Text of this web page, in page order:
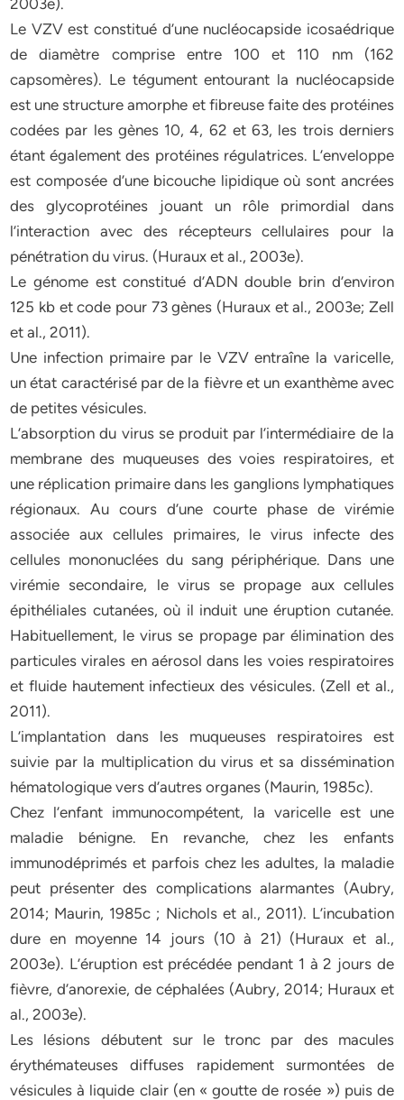
2003e).
Le VZV est constitué d’une nucléocapside icosaédrique
de diamètre comprise entre 100 et 110 nm (162
capsomères). Le tégument entourant la nucléocapside
est une structure amorphe et fibreuse faite des protéines
codées par les gènes 10, 4, 62 et 63, les trois derniers
étant également des protéines régulatrices. L’enveloppe
est composée d’une bicouche lipidique où sont ancrées
des glycoprotéines jouant un rôle primordial dans
l’interaction avec des récepteurs cellulaires pour la
pénétration du virus. (Huraux et al., 2003e).
Le génome est constitué d’ADN double brin d’environ
125 kb et code pour 73 gènes (Huraux et al., 2003e; Zell
et al., 2011).
Une infection primaire par le VZV entraîne la varicelle,
un état caractérisé par de la fièvre et un exanthème avec
de petites vésicules.
L’absorption du virus se produit par l’intermédiaire de la
membrane des muqueuses des voies respiratoires, et
une réplication primaire dans les ganglions lymphatiques
régionaux. Au cours d’une courte phase de virémie
associée aux cellules primaires, le virus infecte des
cellules mononuclées du sang périphérique. Dans une
virémie secondaire, le virus se propage aux cellules
épithéliales cutanées, où il induit une éruption cutanée.
Habituellement, le virus se propage par élimination des
particules virales en aérosol dans les voies respiratoires
et fluide hautement infectieux des vésicules. (Zell et al.,
2011).
L’implantation dans les muqueuses respiratoires est
suivie par la multiplication du virus et sa dissémination
hématologique vers d’autres organes (Maurin, 1985c).
Chez l’enfant immunocompétent, la varicelle est une
maladie bénigne. En revanche, chez les enfants
immunodéprimés et parfois chez les adultes, la maladie
peut présenter des complications alarmantes (Aubry,
2014; Maurin, 1985c ; Nichols et al., 2011). L’incubation
dure en moyenne 14 jours (10 à 21) (Huraux et al.,
2003e). L’éruption est précédée pendant 1 à 2 jours de
fièvre, d’anorexie, de céphalées (Aubry, 2014; Huraux et
al., 2003e).
Les lésions débutent sur le tronc par des macules
érythémateuses diffuses rapidement surmontées de
vésicules à liquide clair (en « goutte de rosée ») puis de